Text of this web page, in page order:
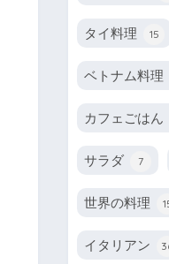
タイ料理 15
ベトナム料理
カフェごはん
サラダ 7
世界の料理
イタリアン